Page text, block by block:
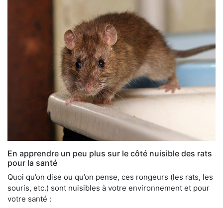
En apprendre un peu plus sur le côté nuisible des rats
pour la santé
Quoi qu’on dise ou qu’on pense, ces rongeurs (les rats, les
souris, etc.) sont nuisibles à votre environnement et pour
votre santé :